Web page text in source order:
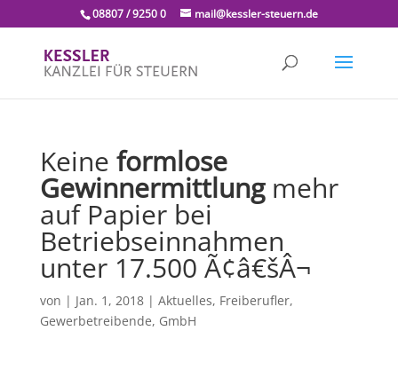
08807 / 9250 0 mail@kessler-steuern.de
Keine formlose
Gewinnermittlungmehr
auf Papier bei
Betriebseinnahmen
unter 17.500 Ã¢â€šÂ¬
von | Jan. 1, 2018| Aktuelles, Freiberufler,
Gewerbetreibende, GmbH